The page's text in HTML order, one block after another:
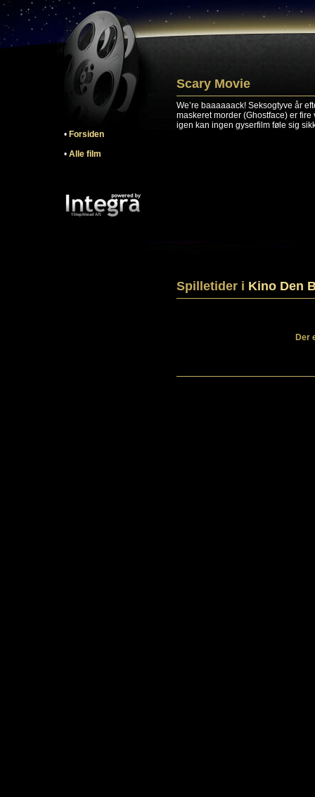
• Forsiden
• Alle film
Scary Movie
We’re baaaaaack! Seksogtyve år
maskeret morder (Ghostface) er
igen kan ingen gyserfilm føle sig
Spilletider i Kino Den
Der